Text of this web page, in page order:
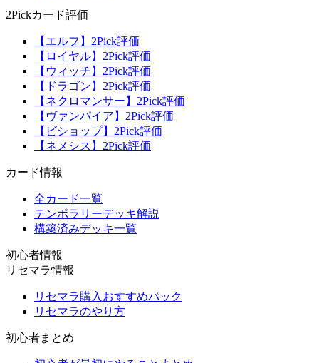
2Pickカード評価
【エルフ】2Pick評価
【ロイヤル】2Pick評価
【ウィッチ】2Pick評価
【ドラゴン】2Pick評価
【ネクロマンサー】2Pick評価
【ヴァンパイア】2Pick評価
【ビショップ】2Pick評価
【ネメシス】2Pick評価
カード情報
全カード一覧
テンポラリーデッキ解説
構築済みデッキ一覧
初心者情報
リセマラ情報
リセマラ購入おすすめパック
リセマラのやり方
初心者まとめ